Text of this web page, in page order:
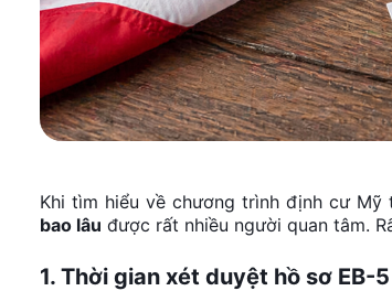
Khi tìm hiểu về chương trình định cư
bao lâu được rất nhiều người quan tâm.
1. Thời gian xét duyệt hồ sơ EB-